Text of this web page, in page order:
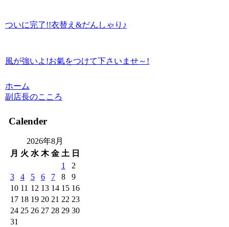
ついに完了!!衣替え&だんしゃり♪
風が強いよ!お氣をつけて下さいませ～!
ホーム
副店長のこころ
Calender
2026年8月
月 火 水 木 金 土 日
1
2
3
4 5 6 7 8
9
10 11 12 13 14 15 16
17 18 19 20 21 22 23
24 25 26 27 28 29 30
31